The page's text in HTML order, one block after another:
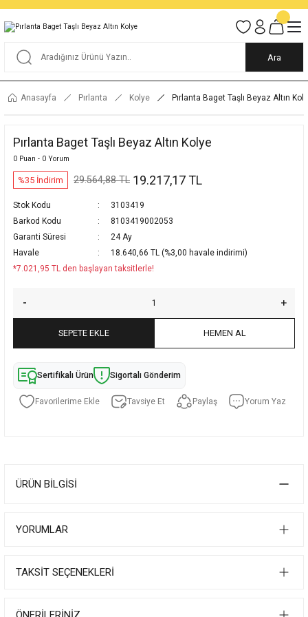
Tüm Alışverişlerde KARGO BEDAVA
Garantili Ve Sigortalı Kargo
Ankara İçi Elden Teslimat İmkanı
24/7 Müşteri Destek Hizmeti
Ara
Anasayfa Pırlanta Kolye Pırlanta Baget Taşlı Beyaz Altın
Pırlanta Baget Taşlı Beyaz Altın Kolye
0 Puan - 0 Yorum
%35 İndirim 29.564,88 TL 19.217,17 TL
Stok Kodu
3103419
Barkod Kodu
8103419002053
Garanti Süresi
24 Ay
Havale
18.640,66 TL (%3,00 havale indirimi)
*7.021,95 TL den başlayan taksitlerle!
SEPETE EKLE HEMEN AL
Sertifikalı Ürün Sigortalı Gönderim
Tavsiye Et Paylaş Yorum Yaz
ÜRÜN BILGISI
YORUMLAR
TAKSIT SEÇENEKLERI